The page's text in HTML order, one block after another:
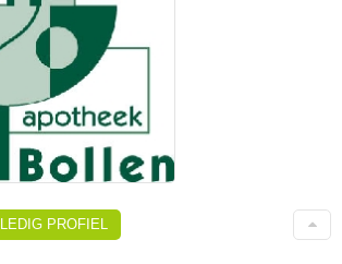
PROFIEL